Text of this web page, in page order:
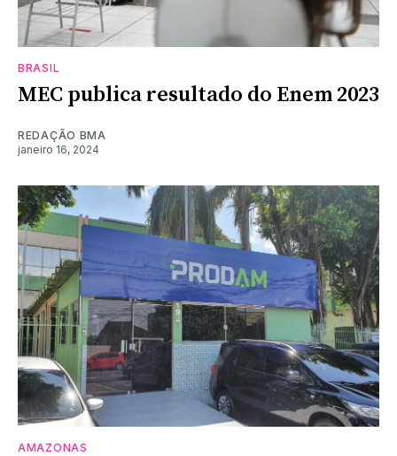
BRASIL
MEC publica resultado do Enem 2023
REDAÇÃO BMA
janeiro 16, 2024
AMAZONAS